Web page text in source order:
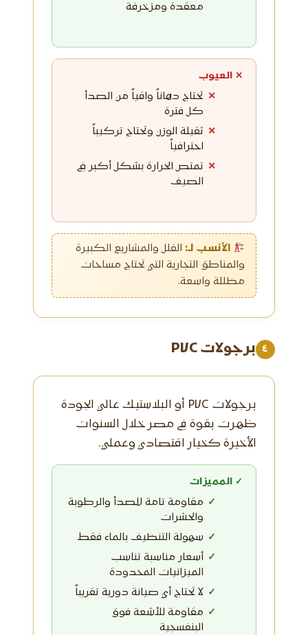
معقدة ومزخرفة
✕ العيوب
تحتاج دهاناً واقياً من الصدأ
كل فترة
ثقيلة الوزن وتحتاج تركيباً
احترافياً
تمتص الحرارة بشكل أكبر في
الصيف
الأنسب لـ: الفلل والمشاريع الكبيرة
والمناطق التجارية التي تحتاج مساحات
مظللة واسعة.
٤ برجولات PVC
برجولات PVC أو البلاستيك عالي الجودة
ظهرت بقوة في مصر خلال السنوات
الأخيرة كخيار اقتصادي وعملي.
✓ المميزات
مقاومة تامة للصدأ والرطوبة
والحشرات
سهولة التنظيف بالماء فقط
أسعار مناسبة تناسب
الميزانيات المحدودة
لا تحتاج أي صيانة دورية تقريباً
مقاومة للأشعة فوق
البنفسجية